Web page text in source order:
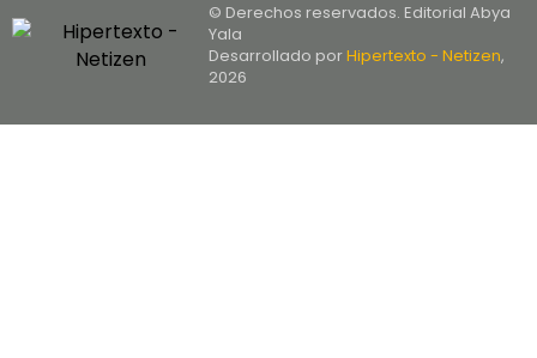
© Derechos reservados. Editorial Abya
Yala
Desarrollado porHipertexto - Netizen,
2026